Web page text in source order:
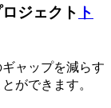
ジェクト ト
ャップを減らす
ができます。